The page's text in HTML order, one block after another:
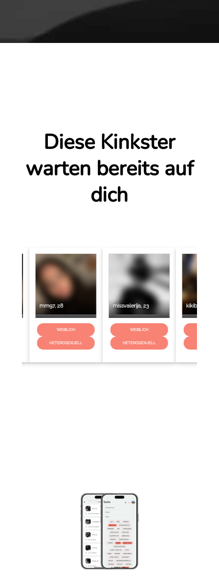
Diese Kinkster
warten bereits auf
dich
mm97, 28
WEIBLICH
HETEROSEXUELL
missvalerija, 23
WEIBLICH
HETEROSEXUELL
kikiblood11, 34
WEIBLICH
BISEXUELL